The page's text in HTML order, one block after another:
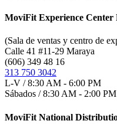
MoviFit Experience Center
(Sala de ventas y centro de
Calle 41 #11-29 Maraya
(606) 349 48 16
313 750 3042
L-V / 8:30 AM - 6:00 PM
Sábados / 8:30 AM - 2:00 PM
MoviFit National